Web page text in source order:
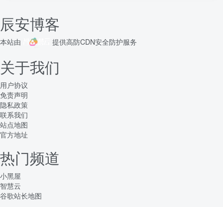
辰安博客
本站由 提供高防CDN安全防护服务
关于我们
用户协议
免责声明
隐私政策
联系我们
站点地图
官方地址
热门频道
小黑屋
智慧云
谷歌站长地图